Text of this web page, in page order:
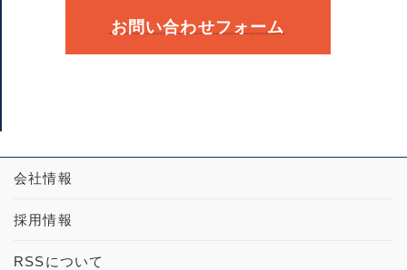
お問い合わせフォーム
会社情報
採用情報
RSSについて